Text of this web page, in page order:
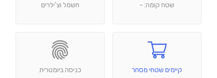
שטח קומה: - חשמל וצ'ילרים
קיימים שטחי מסחר כניסה ביומטרית